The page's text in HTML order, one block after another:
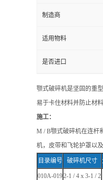
制造商
适用物料
是否进口
颚式破碎机是坚固的重
易于卡住材料并防止材
施工：
M / B颚式破碎机在连杆
机，皮带和飞轮护罩以
目录编号 破碎机尺寸
010A-0192-1 / 4 x 3-1 / 2